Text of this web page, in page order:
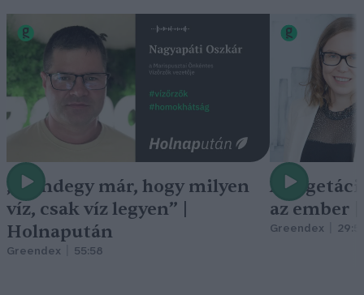
„Mindegy már, hogy milyen
víz, csak víz legyen” |
Holnapután
Greendex 55:58
A
az ember
Greendex